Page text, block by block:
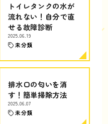
トイレタンクの水が
流れない！自分で直
せる故障診断
2025.06.19
未分類
排水口の匂いを消
す！簡単掃除方法
2025.06.07
未分類